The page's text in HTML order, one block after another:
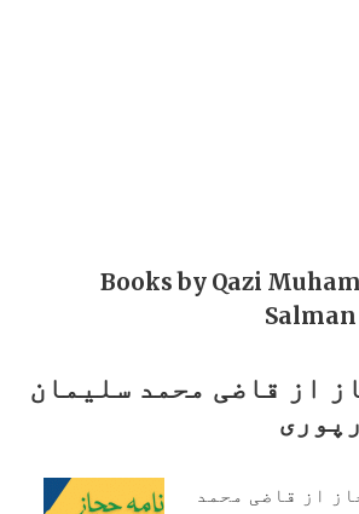
Books by Qazi
از قاضی محمد سلیمان
از قاضی محمد